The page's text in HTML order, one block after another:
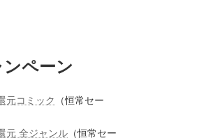
ペーン
元コミック
（恒常セー
元 全ジャンル （恒常セー